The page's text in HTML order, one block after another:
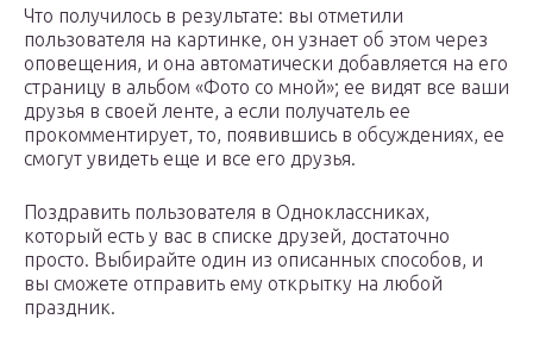
Что получилось в результате: вы отметили
пользователя на картинке, он узнает об этом через
оповещения, и она автоматически добавляется на его
страницу в альбом «Фото со мной»; ее видят все ваши
друзья в своей ленте, а если получатель ее
прокомментирует, то, появившись в обсуждениях, ее
смогут увидеть еще и все его друзья.
Поздравить пользователя в Одноклассниках,
который есть у вас в списке друзей, достаточно
просто. Выбирайте один из описанных способов, и
вы сможете отправить ему открытку на любой
праздник.